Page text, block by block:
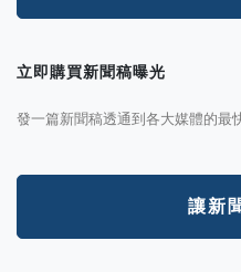
立即購買新聞稿曝光
發一篇新聞稿透通到各大媒體的最
讓新